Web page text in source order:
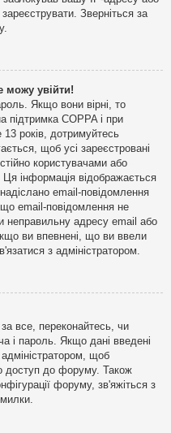
Зверніться за
можу увійти!
Якщо вони вірні, то
підтримка COPPA і при
років, дотримуйтесь
щоб усі зареєстровані
користувачами або
інформація відображається
email-повідомлення
email-повідомлення не
адресу email або
ви впевнені, що ви ввели
з адміністратором.
все, переконайтесь, чи
і пароль. Якщо дані введені
щоб
доступ до форуму. Також
форуму, зв'яжіться з